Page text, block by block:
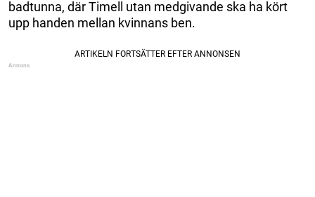
badtunna, där Timell utan medgivande ska ha kört
upp handen mellan kvinnans ben.